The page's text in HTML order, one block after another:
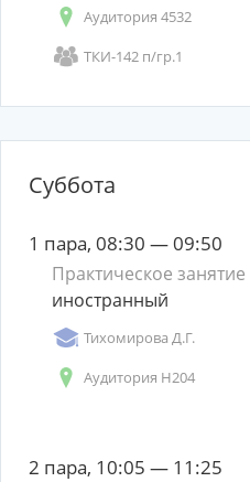
Аудитория 4532
ТКИ-142 п/гр.1
Суббота
1 пара, 08:30 — 09:50
Практическое занятие
иностранный
Тихомирова Д.Г.
Аудитория Н204
2 пара, 10:05 — 11:25